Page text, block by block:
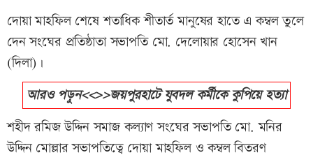
দোয়া মাহফিল শেষে শতাধিক শীতার্ত মানুষের হাতে এ কম্বল তুলে
দেন সংঘের প্রতিষ্ঠাতা সভাপতি মো. দেলোয়ার হোসেন খান
(দিলা)।
আরও পড়ুন<<>>জয়পুরহাটে যুবদল কর্মীকে কুপিয়ে হত্যা
শহীদ রমিজ উদ্দিন সমাজ কল্যাণ সংঘের সভাপতি মো. মনির
উদ্দিন মোল্লার সভাপতিত্বে দোয়া মাহফিল ও কম্বল বিতরণ